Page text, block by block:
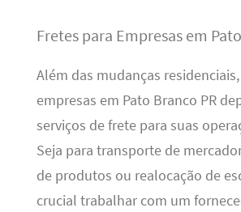
Fretes para Empresas em
Além das mudanças
empresas em Pato Branco PR
serviços de frete para suas
Seja para transporte de
de produtos ou realocação de
crucial trabalhar com um